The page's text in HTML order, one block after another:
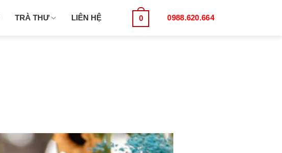
TRÀ THƯ LIÊN HỆ 0 0988.620.664